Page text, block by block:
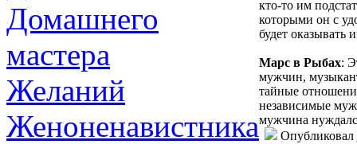
Домашнего
мастера
Желаний
Женоненавистника
кто-то им
которыми он с
будет оказывать
Марс в Рыбах:
мужчин,
тайные
независимые
мужчина
Опубликовал